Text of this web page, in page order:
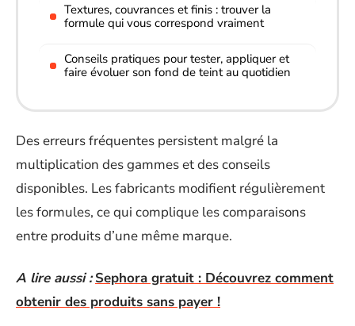
Textures, couvrances et finis : trouver la
formule qui vous correspond vraiment
Conseils pratiques pour tester, appliquer et
faire évoluer son fond de teint au quotidien
Des erreurs fréquentes persistent malgré la
multiplication des gammes et des conseils
disponibles. Les fabricants modifient régulièrement
les formules, ce qui complique les comparaisons
entre produits d’une même marque.
A lire aussi : Sephora gratuit : Découvrez comment
obtenir des produits sans payer !